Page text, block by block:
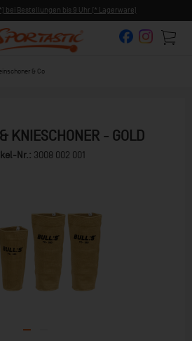
Persönliche Beratung ab 8:00
& Co
KNIESCHONER - GOLD
Nr.: 3008 002 001